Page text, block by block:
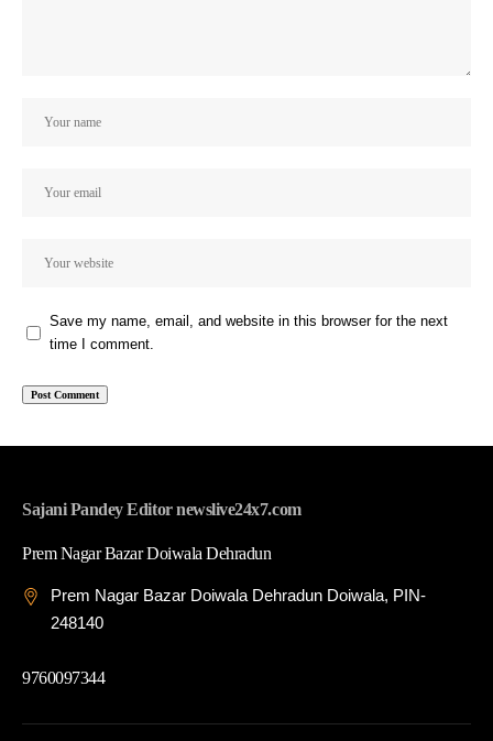
Save my name, email, and website in this browser for the next
time I comment.
Sajani Pandey Editor newslive24x7.com
Prem Nagar Bazar Doiwala Dehradun
Prem Nagar Bazar Doiwala Dehradun Doiwala, PIN-
248140
9760097344